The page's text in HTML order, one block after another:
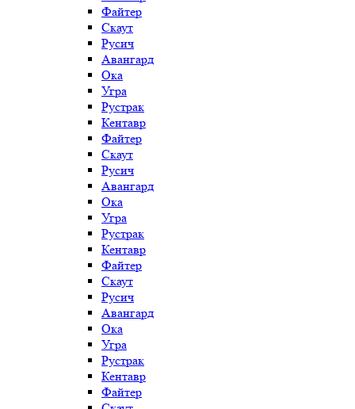
Файтер
Скаут
Русич
Авангард
Ока
Угра
Рустрак
Кентавр
Файтер
Скаут
Русич
Авангард
Ока
Угра
Рустрак
Кентавр
Файтер
Скаут
Русич
Авангард
Ока
Угра
Рустрак
Кентавр
Файтер